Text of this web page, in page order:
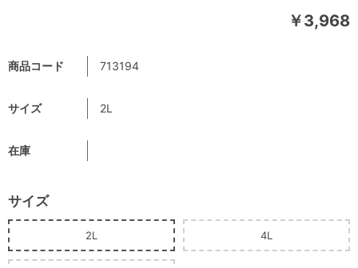
￥3,968
商品コード 713194
サイズ 2L
在庫
サイズ
2L 4L